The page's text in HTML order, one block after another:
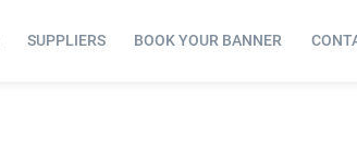
SUPPLIERS BOOK YOUR BANNER